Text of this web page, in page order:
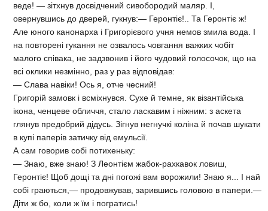
веде! — зітхнув досвідчений сивобородий маляр. І,
овернувшись до дверей, гукнув:— Геронтіє!.. Та Геронтіє ж!
Але юного канонарха і Григорієвого учня немов змила вода. І
на повторені гукання не озвалось човгання важких чобіт
малого співака, не задзвонив і його чудовий голосочок, що на
всі оклики незмінно, раз у раз відповідав:
— Слава навіки! Ось я, отче чесний!
Григорій замовк і всміхнувся. Сухе й темне, як візантійська
ікона, ченцеве обличчя, стало ласкавим і ніжним: з аскета
глянув предобрий дідусь. Зігнув негнучкі коліна й почав шукати
в купі паперів затичку від емульсії.
А сам говорив собі потихеньку:
— Знаю, вже знаю! З Леонтієм жабок-рахкавок ловиш,
Геронтіє! Щоб дощі та дні погожі вам ворожили! Знаю я... І най
собі граються,— продовжував, зарившись головою в папери.—
Діти ж бо, коли ж їм і погратись!